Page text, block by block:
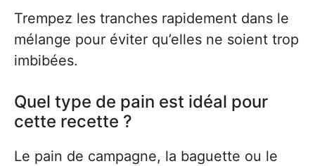
Trempez les tranches rapidement dans le
mélange pour éviter qu’elles ne soient trop
imbibées.
Quel type de pain est idéal pour
cette recette ?
Le pain de campagne, la baguette ou le